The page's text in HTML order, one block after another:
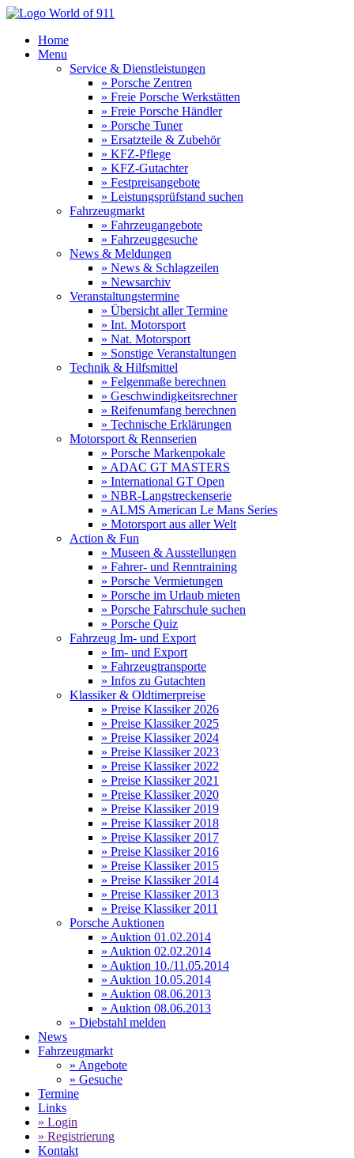
Home
Menu
Service & Dienstleistungen
» Porsche Zentren
» Freie Porsche Werkstätten
» Freie Porsche Händler
» Porsche Tuner
» Ersatzteile & Zubehör
» KFZ-Pflege
» KFZ-Gutachter
» Festpreisangebote
» Leistungsprüfstand suchen
Fahrzeugmarkt
» Fahrzeugangebote
» Fahrzeuggesuche
News & Meldungen
» News & Schlagzeilen
» Newsarchiv
Veranstaltungstermine
» Übersicht aller Termine
» Int. Motorsport
» Nat. Motorsport
» Sonstige Veranstaltungen
Technik & Hilfsmittel
» Felgenmaße berechnen
» Geschwindigkeitsrechner
» Reifenumfang berechnen
» Technische Erklärungen
Motorsport & Rennserien
» Porsche Markenpokale
» ADAC GT MASTERS
» International GT Open
» NBR-Langstreckenserie
» ALMS American Le Mans Series
» Motorsport aus aller Welt
Action & Fun
» Museen & Ausstellungen
» Fahrer- und Renntraining
» Porsche Vermietungen
» Porsche im Urlaub mieten
» Porsche Fahrschule suchen
» Porsche Quiz
Fahrzeug Im- und Export
» Im- und Export
» Fahrzeugtransporte
» Infos zu Gutachten
Klassiker & Oldtimerpreise
» Preise Klassiker 2026
» Preise Klassiker 2025
» Preise Klassiker 2024
» Preise Klassiker 2023
» Preise Klassiker 2022
» Preise Klassiker 2021
» Preise Klassiker 2020
» Preise Klassiker 2019
» Preise Klassiker 2018
» Preise Klassiker 2017
» Preise Klassiker 2016
» Preise Klassiker 2015
» Preise Klassiker 2014
» Preise Klassiker 2013
» Preise Klassiker 2011
Porsche Auktionen
» Auktion 01.02.2014
» Auktion 02.02.2014
» Auktion 10./11.05.2014
» Auktion 10.05.2014
» Auktion 08.06.2013
» Auktion 08.06.2013
» Diebstahl melden
News
Fahrzeugmarkt
» Angebote
» Gesuche
Termine
Links
» Login
» Registrierung
Kontakt